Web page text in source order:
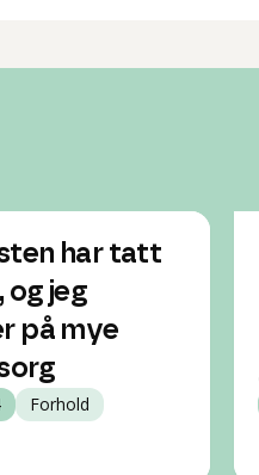
har tatt
og jeg
på mye
Forhold